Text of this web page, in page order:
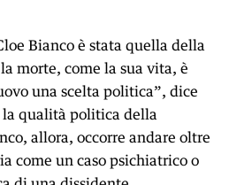
Bianco è stata quella della
morte, come la sua vita, è
una scelta politica”, dice
la qualità politica della
allora, occorre andare oltre
come un caso psichiatrico o